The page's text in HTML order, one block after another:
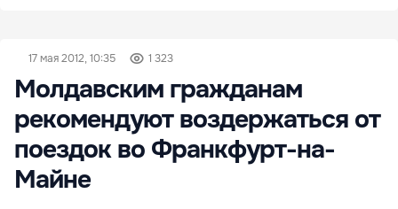
17 мая 2012, 10:35 1 323
Молдавским гражданам
рекомендуют воздержаться от
поездок во Франкфурт-на-
Майне